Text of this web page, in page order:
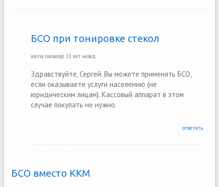
БСО при тонировке стекол
alena сказал(а) 11 лет назад
Здравствуйте, Сергей. Вы можете применять БСО,
если оказываете услуги населению (не
юридическим лицам). Кассовый аппарат в этом
случае покупать не нужно.
ответить
БСО вместо ККМ